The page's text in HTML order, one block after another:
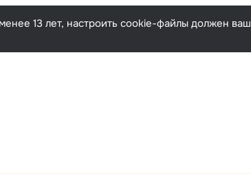
13 лет, настроить cookie-файлы должен ваш